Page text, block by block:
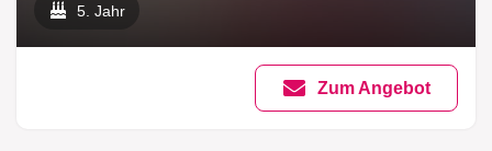
5. Jahr
Zum Angebot